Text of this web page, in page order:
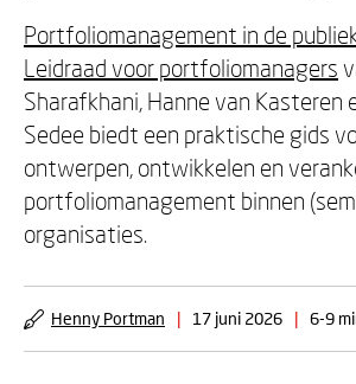
Portfoliomanagement in de
Leidraad voor portfoliomanagers
Sharafkhani, Hanne van Kasteren
Sedee biedt een praktische gids
ontwerpen, ontwikkelen en
portfoliomanagement binnen
organisaties.
Henny Portman | 17 juni 2026 | 6-9